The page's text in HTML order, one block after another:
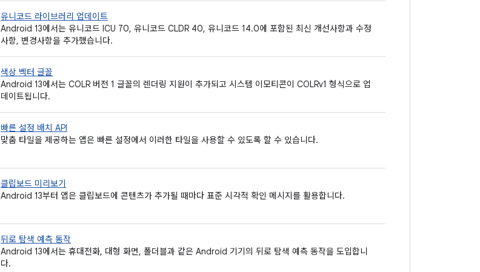
유니코드 라이브러리 업데이트
Android 13에서는 유니코드 ICU 70, 유니코드 CLDR 40, 유니코드 14.0에 포함된 최신 개선사항과 수정
사항, 변경사항을 추가했습니다.
색상 벡터 글꼴
Android 13에서는 COLR 버전 1 글꼴의 렌더링 지원이 추가되고 시스템 이모티콘이 COLRv1 형식으로 업
데이트됩니다.
빠른 설정 배치 API
맞춤 타일을 제공하는 앱은 빠른 설정에서 이러한 타일을 사용할 수 있도록 할 수 있습니다.
클립보드 미리보기
Android 13부터 앱은 클립보드에 콘텐츠가 추가될 때마다 표준 시각적 확인 메시지를 활용합니다.
뒤로 탐색 예측 동작
Android 13에서는 휴대전화, 대형 화면, 폴더블과 같은 Android 기기의 뒤로 탐색 예측 동작을 도입합니
다.